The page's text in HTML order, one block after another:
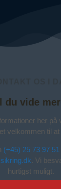
du vide
her på
velkommen til
(+45) 25 73 97 51
. Vi
hurtigst muligt.